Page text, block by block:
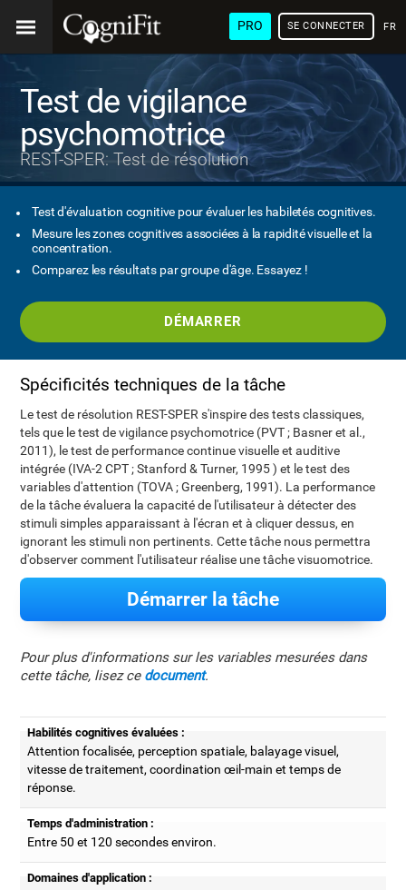
PRO SE CONNECTER
Test de vigilance
psychomotrice
REST-SPER: Test de résolution
Test d'évaluation cognitive pour évaluer les habiletés cognitives.
Mesure les zones cognitives associées à la rapidité visuelle et la
concentration.
Comparez les résultats par groupe d'âge. Essayez !
DÉMARRER
Spécificités techniques de la tâche
Le test de résolution REST-SPER s'inspire des tests classiques,
tels que le test de vigilance psychomotrice (PVT ; Basner et al.,
2011), le test de performance continue visuelle et auditive
intégrée (IVA-2 CPT ; Stanford & Turner, 1995 ) et le test des
variables d'attention (TOVA ; Greenberg, 1991). La performance
de la tâche évaluera la capacité de l'utilisateur à détecter des
stimuli simples apparaissant à l'écran et à cliquer dessus, en
ignorant les stimuli non pertinents. Cette tâche nous permettra
d'observer comment l'utilisateur réalise une tâche visuomotrice.
Démarrer la tâche
Pour plus d'informations sur les variables mesurées dans
cette tâche, lisez ce document.
Habilités cognitives évaluées :
Attention focalisée, perception spatiale, balayage visuel,
vitesse de traitement, coordination œil-main et temps de
réponse.
Temps d'administration :
Entre 50 et 120 secondes environ.
Domaines d'application :